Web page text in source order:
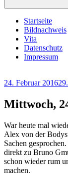
Startseite
Bildnachweis
Vita
Datenschutz
Impressum
Veröffentlicht
24. Februar 2016
Mittwoch,
War heute mal
Alex von der
Sachen
direkt zu Bruno
schon wieder rum
machen.